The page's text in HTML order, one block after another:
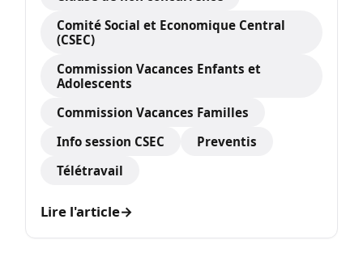
Comité Social et Economique Central
(CSEC)
Commission Vacances Enfants et
Adolescents
Commission Vacances Familles
Info session CSEC
Preventis
Télétravail
Lire l'article→